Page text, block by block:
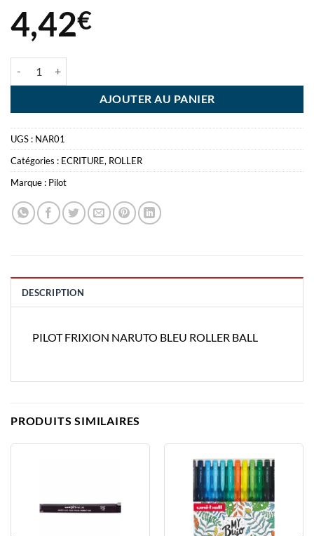
4,42€
AJOUTER AU PANIER
UGS : NAR01
Catégories : ECRITURE, ROLLER
Marque : Pilot
DESCRIPTION
PILOT FRIXION NARUTO BLEU ROLLER BALL
PRODUITS SIMILAIRES